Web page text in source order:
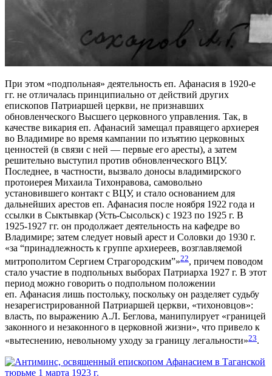
При этом «подпольная» деятельность еп. Афанасия в 1920-е
гг. не отличалась принципиально от действий других
епископов Патриаршей церкви, не признавших
обновленческого Высшего церковного управления. Так, в
качестве викария еп. Афанасий замещал правящего архиерея
во Владимире во время кампании по изъятию церковных
ценностей (в связи с ней — первые его аресты), а затем
решительно выступил против обновленческого ВЦУ.
Последнее, в частности, вызвало доносы владимирского
протоиерея Михаила Тихонравова, самовольно
установившего контакт с ВЦУ, и стало основанием для
дальнейших арестов еп. Афанасия после ноября 1922 года и
ссылки в Сыктывкар (Усть-Сысольск) с 1923 по 1925 г. В
1925-1927 гг. он продолжает деятельность на кафедре во
Владимире; затем следует новый арест и Соловки до 1930 г.
«за “принадлежность к группе архиереев, возглавляемой
митрополитом Сергием Страгородским”»22, причем поводом
стало участие в подпольных выборах Патриарха 1927 г. В этот
период можно говорить о подпольном положении
еп. Афанасия лишь постольку, поскольку он разделяет судьбу
незарегистрированной Патриаршей церкви, «тихоновцов»:
власть, по выражению А.Л. Беглова, манипулирует «границей
законного и незаконного в церковной жизни», что привело к
«вытеснению, невольному уходу за границу легальности»23.